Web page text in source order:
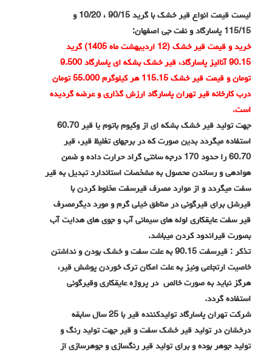
لیست قیمت انواع قیر خشک با گرید 90/15 ، 10/20 و
115/15 پاسارگاد و نفت جی اصفهان:
خرید و قیمت قیر خشک (12 اردیبهشت ماه 1405) گرید
90.15 آنالیز پاسارگاد، قیر خشک بشکه ای پاسارگاد 9.500
تومان و قیمت قیر خشک 115.15 هر کیلوگرم 55.000 تومان
درب کارخانه قیر تهران پاسارگاد ارزش گذاری و عرضه گردیده
است.
جهت تولید قیر خشک بشکه ای از وکیوم باتوم یا قیر 60.70
استفاده میگردد بدین صورت که در برجهای تغلیظ قیر، قیر
60.70 را حدود 170 درجه سانتی گراد حرارت داده و ضمن
هوادهی و رساندن محصول به مشخصات استاندارد تبدیل به قیر
سفت میگردد و از موارد مصرف قیرسفت مخلوط کردن با
قیرشل برای قیرگونی در مناطق خیلی گرم و مورد دیگرمصرف
قیر سفت عایقکاری لوله های سیمانی آب و جوی های هدایت آب
بصورت قیراندود کردن میباشد.
تذکر : قیرسفت 90.15 به علت سفت و خشک بودن و نداشتن
خاصیت ارتجاعی ونیز به علت امکان ترک خوردن پوشش قیر،
هرگز نباید به صورت خالص در پروژه عایقکاری وقیرگونی
استفاده گردد.
شرکت تهران پاسارگاد تولیدکننده قیر با 25 سال سابقه
درخشان در تولید قیر خشک سفت و قیر جهت تولید رنگ و
تولید جوهر بوده و برای تولید قیر رنگسازی و جوهرسازی از